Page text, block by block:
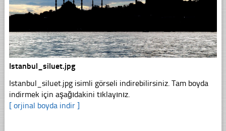
Istanbul_siluet.jpg
Istanbul_siluet.jpg isimli görseli indirebilirsiniz. Tam boyda
indirmek için aşağıdakini tıklayınız.
[ orjinal boyda indir ]